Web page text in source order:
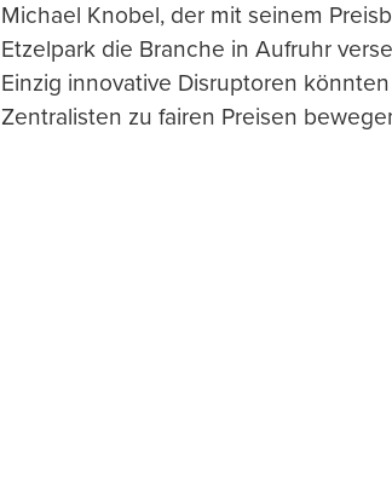
Michael Knobel, der mit seinem
Etzelpark die Branche in Aufruhr
Einzig innovative Disruptoren
Zentralisten zu fairen Preisen